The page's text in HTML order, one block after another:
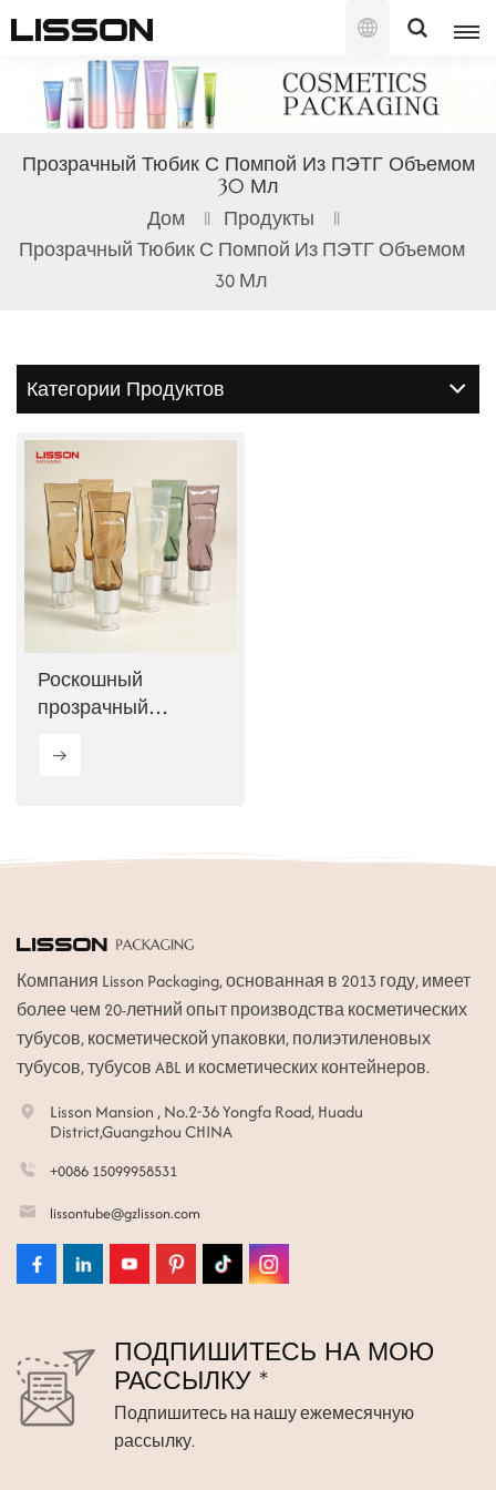
Русский
English
français
русский
español
العربية
한국의
ไทย
Прозрачный Тюбик С Помпой Из ПЭТГ Объемом
30 Мл
Дом
Продукты
Прозрачный Тюбик С Помпой Из ПЭТГ Объемом
30 Мл
Категории Продуктов
Роскошный
прозрачный
тюбик из ПЭТГ с
Компания Lisson Packaging, основанная в 2013 году, имеет
более чем 20-летний опыт производства косметических
тубусов, косметической упаковки, полиэтиленовых
тубусов, тубусов ABL и косметических контейнеров.
Lisson Mansion , No.2-36 Yongfa Road, Huadu
District,Guangzhou CHINA
+0086 15099958531
lissontube@gzlisson.com
ПОДПИШИТЕСЬ НА МОЮ
РАССЫЛКУ *
Подпишитесь на нашу ежемесячную
рассылку.